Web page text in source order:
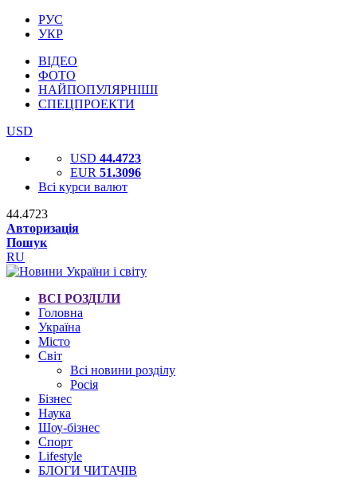
РУС
УКР
ВІДЕО
ФОТО
НАЙПОПУЛЯРНІШІ
СПЕЦПРОЕКТИ
USD
USD 44.4723
EUR 51.3096
Всі курси валют
44.4723
Авторизація
Пошук
RU
ВСІ РОЗДІЛИ
Головна
Україна
Місто
Світ
Всі новини розділу
Росія
Бізнес
Наука
Шоу-бізнес
Спорт
Lifestyle
БЛОГИ ЧИТАЧІВ